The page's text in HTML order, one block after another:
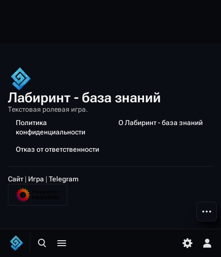
Открыть поиск
Открыть меню
Лабиринт - база знаний
Текстовая ролевая игра.
Политика
конфиденциальности
О Лабиринт - база знаний
Отказ от ответственности
Сайт| Игра | Telegram